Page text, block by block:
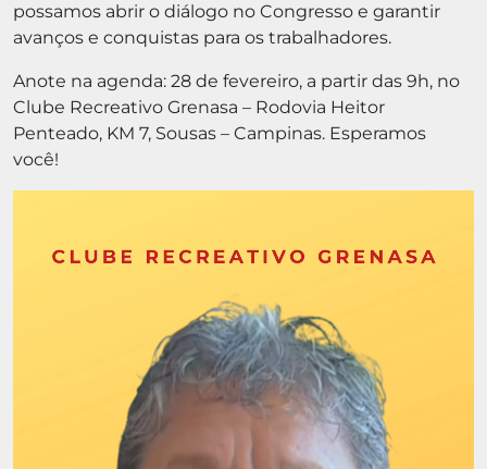
possamos abrir o diálogo no Congresso e garantir
avanços e conquistas para os trabalhadores.
Anote na agenda: 28 de fevereiro, a partir das 9h, no
Clube Recreativo Grenasa – Rodovia Heitor
Penteado, KM 7, Sousas – Campinas. Esperamos
você!